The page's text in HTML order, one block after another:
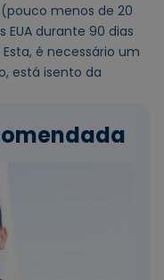
menos de 20
durante 90 dias
é necessário um
está isento da